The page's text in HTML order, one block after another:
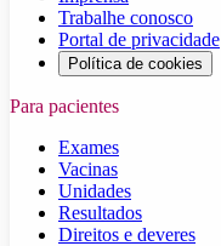
Trabalhe conosco
Portal de privacidade
Política de cookies
Para pacientes
Exames
Vacinas
Unidades
Resultados
Direitos e deveres